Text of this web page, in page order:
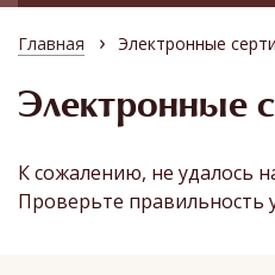
Главная › Электронные
Электронные
К сожалению, не удалось
Проверьте правильность